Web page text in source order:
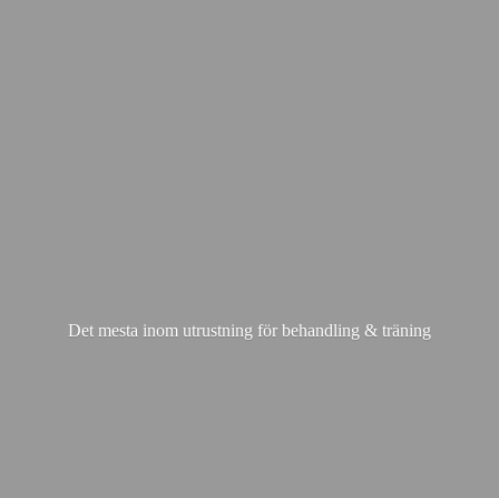
Det mesta inom utrustning för behandling & träning